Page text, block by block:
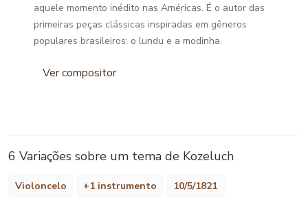
aquele momento inédito nas Américas. É o autor das
primeiras peças clássicas inspiradas em gêneros
populares brasileiros: o lundu e a modinha.
Ver compositor
6 Variações sobre um tema de Kozeluch
Violoncelo +1 instrumento 10/5/1821